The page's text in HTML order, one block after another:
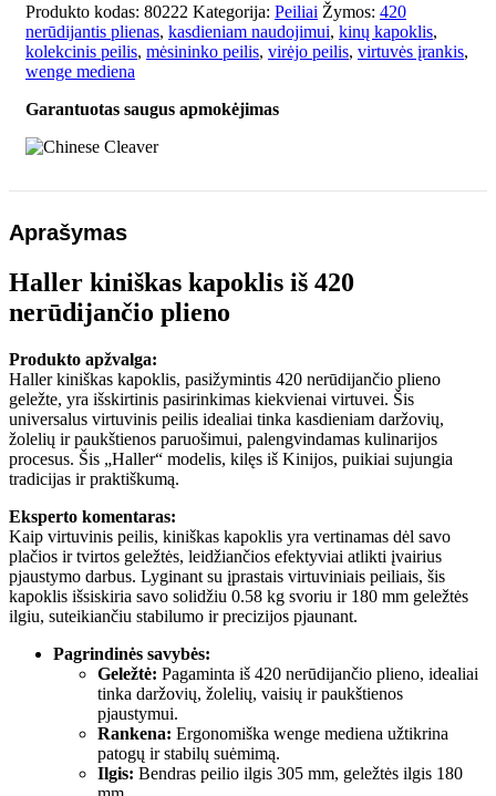
Produkto kodas: 80222 Kategorija: Peiliai Žymos: 420
nerūdijantis plienas, kasdieniam naudojimui, kinų kapoklis,
kolekcinis peilis, mėsininko peilis, virėjo peilis, virtuvės įrankis,
wenge mediena
Garantuotas saugus apmokėjimas
Aprašymas
Haller kiniškas kapoklis iš 420
nerūdijančio plieno
Produkto apžvalga:
Haller kiniškas kapoklis, pasižymintis 420 nerūdijančio plieno
geležte, yra išskirtinis pasirinkimas kiekvienai virtuvei. Šis
universalus virtuvinis peilis idealiai tinka kasdieniam daržovių,
žolelių ir paukštienos paruošimui, palengvindamas kulinarijos
procesus. Šis „Haller“ modelis, kilęs iš Kinijos, puikiai sujungia
tradicijas ir praktiškumą.
Eksperto komentaras:
Kaip virtuvinis peilis, kiniškas kapoklis yra vertinamas dėl savo
plačios ir tvirtos geležtės, leidžiančios efektyviai atlikti įvairius
pjaustymo darbus. Lyginant su įprastais virtuviniais peiliais, šis
kapoklis išsiskiria savo solidžiu 0.58 kg svoriu ir 180 mm geležtės
ilgiu, suteikiančiu stabilumo ir precizijos pjaunant.
Pagrindinės savybės:
Geležtė: Pagaminta iš 420 nerūdijančio plieno, idealiai
tinka daržovių, žolelių, vaisių ir paukštienos
pjaustymui.
Rankena: Ergonomiška wenge mediena užtikrina
patogų ir stabilų suėmimą.
Ilgis: Bendras peilio ilgis 305 mm, geležtės ilgis 180